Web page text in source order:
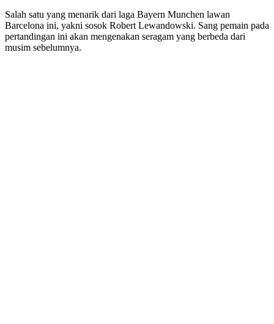
Salah satu yang menarik dari laga Bayern Munchen lawan
Barcelona ini, yakni sosok Robert Lewandowski. Sang pemain pada
pertandingan ini akan mengenakan seragam yang berbeda dari
musim sebelumnya.